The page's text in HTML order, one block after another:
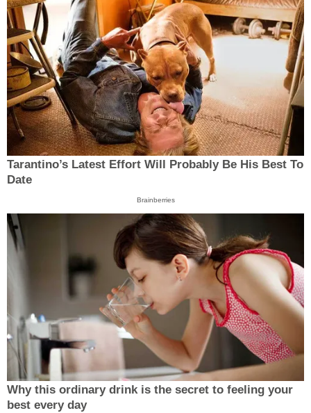
Tarantino’s Latest Effort Will Probably Be His Best To
Date
Brainberries
Why this ordinary drink is the secret to feeling your
best every day